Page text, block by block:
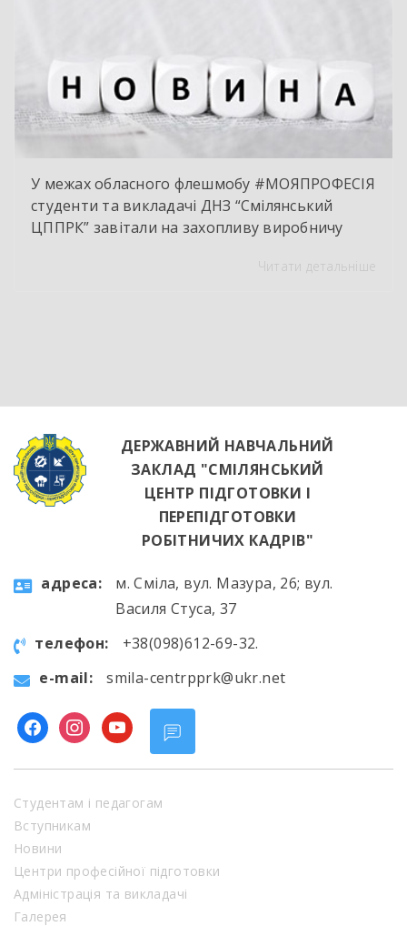
У межах обласного флешмобу #МОЯПРОФЕСІЯ
студенти та викладачі ДНЗ “Смілянський
ЦППРК” завітали на захопливу виробничу
НВК “Лідер”. Світлі кахлі, інноваційне
висококваліфікованих майбутніх фахівцях. […]
Читати детальніше
ДЕРЖАВНИЙ НАВЧАЛЬНИЙ
ЗАКЛАД "СМІЛЯНСЬКИЙ
ЦЕНТР ПІДГОТОВКИ І
ПЕРЕПІДГОТОВКИ
РОБІТНИЧИХ КАДРІВ"
aдресa:
м. Сміла, вул. Мазура, 26; вул.
Василя Стуса, 37
телефон:
+38(098)612-69-32.
e-mail:
smila-centrpprk@ukr.net
facebookinstagram
youtube
Студентам і педагогам
Вступникам
Новини
Центри професійної підготовки
Адміністрація та викладачі
Галерея